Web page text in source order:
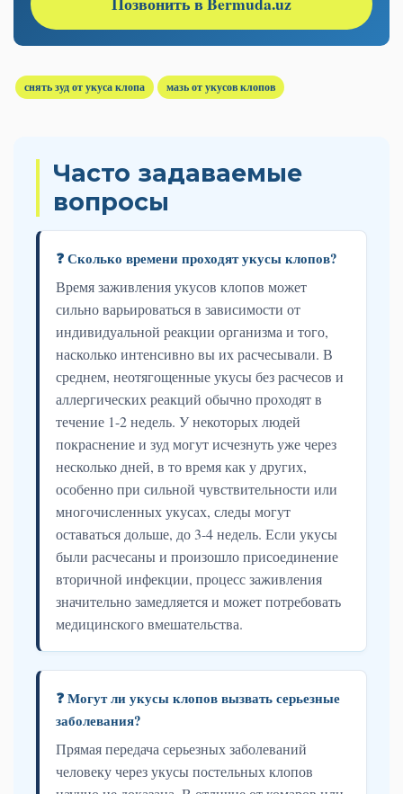
снять зуд от укуса клопа мазь от укусов клопов
Часто задаваемые
вопросы
❓ Сколько времени проходят укусы клопов?
Время заживления укусов клопов может
сильно варьироваться в зависимости от
индивидуальной реакции организма и того,
насколько интенсивно вы их расчесывали. В
среднем, неотягощенные укусы без расчесов и
аллергических реакций обычно проходят в
течение 1-2 недель. У некоторых людей
покраснение и зуд могут исчезнуть уже через
несколько дней, в то время как у других,
особенно при сильной чувствительности или
многочисленных укусах, следы могут
оставаться дольше, до 3-4 недель. Если укусы
были расчесаны и произошло присоединение
вторичной инфекции, процесс заживления
значительно замедляется и может потребовать
медицинского вмешательства.
❓ Могут ли укусы клопов вызвать серьезные
заболевания?
Прямая передача серьезных заболеваний
человеку через укусы постельных клопов